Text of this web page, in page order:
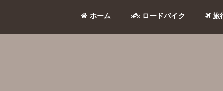
ホーム ロードバイク 旅